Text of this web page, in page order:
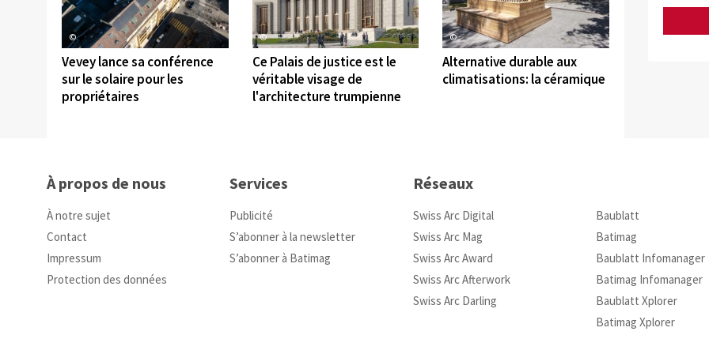
©
Vevey lance sa conférence
sur le solaire pour les
propriétaires
©
Ce Palais de justice est le
véritable visage de
l'architecture trumpienne
©
Alternative durable aux
climatisations: la céramique
À propos de nous
À notre sujet
Contact
Impressum
Protection des données
Services
Publicité
S’abonner à la newsletter
S’abonner à Batimag
Réseaux
Swiss Arc Digital
Swiss Arc Mag
Swiss Arc Award
Swiss Arc Afterwork
Swiss Arc Darling
Baublatt
Batimag
Baublatt Infomanager
Batimag Infomanager
Baublatt Xplorer
Batimag Xplorer